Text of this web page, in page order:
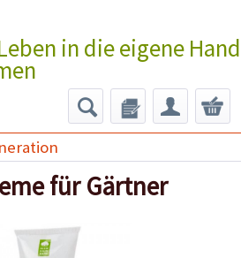
in die eigene Hand
für Gärtner